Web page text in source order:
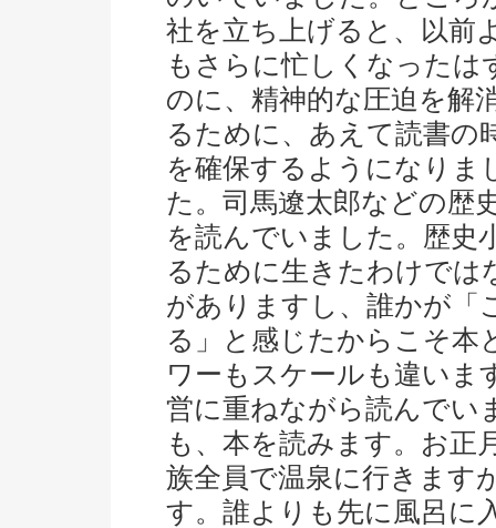
社を立ち上げると、以前
もさらに忙しくなったは
のに、精神的な圧迫を解
るために、あえて読書の
を確保するようになりま
た。司馬遼太郎などの歴
を読んでいました。歴史
るために生きたわけでは
がありますし、誰かが「
る」と感じたからこそ本
ワーもスケールも違いま
営に重ねながら読んでい
も、本を読みます。お正
族全員で温泉に行きます
す。誰よりも先に風呂に